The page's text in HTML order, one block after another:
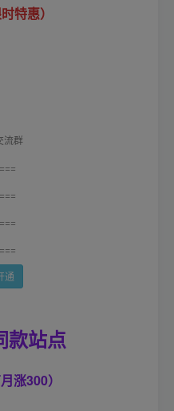
特惠）
流群
通
站点
涨300）